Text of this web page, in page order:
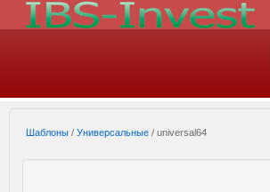
Шаблоны / Универсальные / universal64